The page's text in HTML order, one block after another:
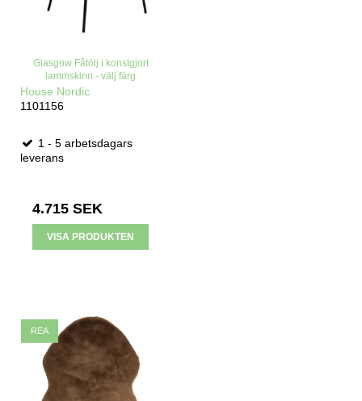
Glasgow Fåtölj i konstgjort
lammskinn - välj färg
House Nordic
1101156
1 - 5 arbetsdagars
leverans
4.715 SEK
VISA PRODUKTEN
REA